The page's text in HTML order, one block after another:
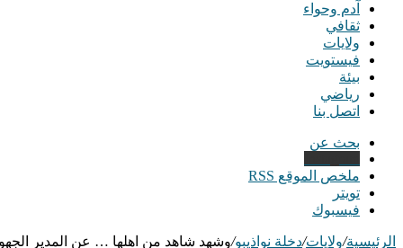
آدم وحواء
ثقافي
ولايات
فيستويت
بيئة
رياضي
اتصل بنا
بحث عن
ملخص الموقع RSS
تويتر
فيسبوك
الرئيسية/ولايات/دخلة نواذيبو/وشهد شاهد من اهلها … عن المدير الجهوي